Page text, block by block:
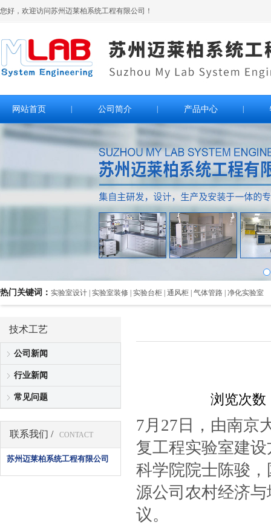
您好，欢迎访问苏州迈莱柏系统工程有限公司！
网站首页 公司简介 产品中心
热门关键词： 实验室设计 | 实验室装修 | 实验台柜 | 通风柜 | 气体管路 | 净化实验室
技术工艺
公司新闻
行业新闻
常见问题
联系我们 / CONTACT
苏州迈莱柏系统工程有限公司
浏览次数
7月27日，由南京
复工程实验室建
科学院院士陈骏
源公司农村经济
议。